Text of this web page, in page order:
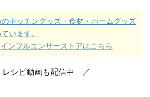
キッチングッズ・食材・ホームグッズ
います。
ンフルエンサーストアはこちら
シピ動画も配信中 ／